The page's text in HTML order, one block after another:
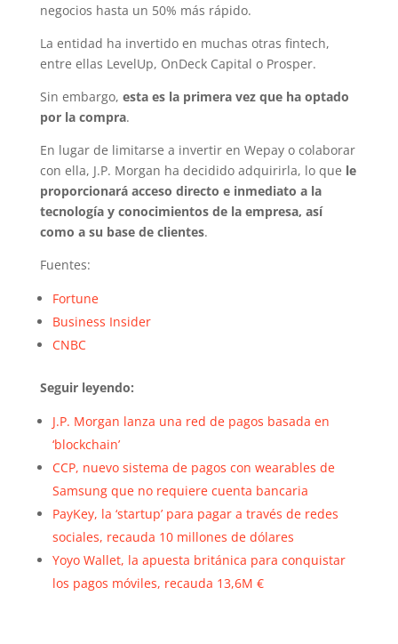
negocios hasta un 50% más rápido.
La entidad ha invertido en muchas otras fintech,
entre ellas LevelUp, OnDeck Capital o Prosper.
Sin embargo, esta es la primera vez que ha optado
por la compra.
En lugar de limitarse a invertir en Wepay o colaborar
con ella, J.P. Morgan ha decidido adquirirla, lo que le
proporcionará acceso directo e inmediato a la
tecnología y conocimientos de la empresa, así
como a su base de clientes.
Fuentes:
Fortune
Business Insider
CNBC
Seguir leyendo:
J.P. Morgan lanza una red de pagos basada en
‘blockchain’
CCP, nuevo sistema de pagos con wearables de
Samsung que no requiere cuenta bancaria
PayKey, la ‘startup’ para pagar a través de redes
sociales, recauda 10 millones de dólares
Yoyo Wallet, la apuesta británica para conquistar
los pagos móviles, recauda 13,6M €